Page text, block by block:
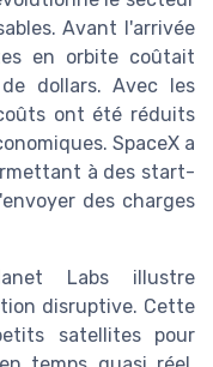
Avant l'arrivée
en orbite coûtait
dollars. Avec les
ont été réduits
SpaceX a
à des start-
des charges
Labs illustre
disruptive. Cette
satellites pour